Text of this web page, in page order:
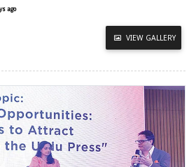
ago
VIEW GALLERY